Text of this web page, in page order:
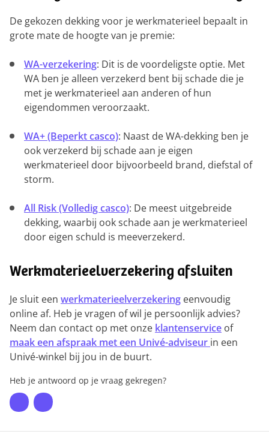
De gekozen dekking voor je werkmaterieel bepaalt in
grote mate de hoogte van je premie:
WA-verzekering: Dit is de voordeligste optie. Met
WA ben je alleen verzekerd bent bij schade die je
met je werkmaterieel aan anderen of hun
eigendommen veroorzaakt.
WA+ (Beperkt casco): Naast de WA-dekking ben je
ook verzekerd bij schade aan je eigen
werkmaterieel door bijvoorbeeld brand, diefstal of
storm.
All Risk (Volledig casco): De meest uitgebreide
dekking, waarbij ook schade aan je werkmaterieel
door eigen schuld is meeverzekerd.
Werkmaterieelverzekering afsluiten
Je sluit een werkmaterieelverzekering eenvoudig
online af. Heb je vragen of wil je persoonlijk advies?
Neem dan contact op met onze klantenservice of
maak een afspraak met een Univé-adviseur in een
Univé-winkel bij jou in de buurt.
Heb je antwoord op je vraag gekregen?